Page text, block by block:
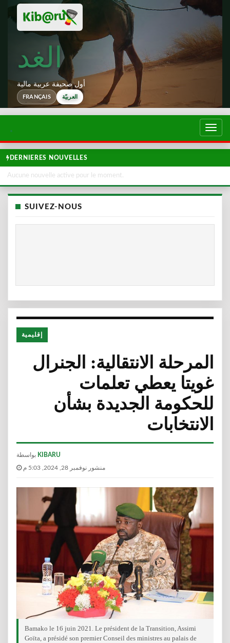
الغد
أول صحيفة عربية مالية
FRANÇAIS العربيّة
تبديل
DERNIERES NOUVELLES
Aucune nouvelle active pour le moment.
SUIVEZ-NOUS
إقليمية
المرحلة الانتقالية: الجنرال
غويتا يعطي تعلمات
للحكومة الجديدة بشأن
الانتخابات
KIBARU
منشور نوفمبر 28, 2024, 5:03 م
Bamako le 16 juin 2021. Le président de la Transition, Assimi
Goïta, a présidé son premier Conseil des ministres au palais de